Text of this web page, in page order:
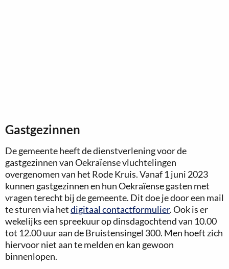
Gastgezinnen
De gemeente heeft de dienstverlening voor de
gastgezinnen van Oekraïense vluchtelingen
overgenomen van het Rode Kruis. Vanaf 1 juni 2023
kunnen gastgezinnen en hun Oekraïense gasten met
vragen terecht bij de gemeente. Dit doe je door een mail
te sturen via hetdigitaal contactformulier. Ook is er
wekelijks een spreekuur op dinsdagochtend van 10.00
tot 12.00 uur aan de Bruistensingel 300. Men hoeft zich
hiervoor niet aan te melden en kan gewoon
binnenlopen.